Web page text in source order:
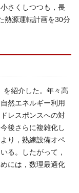
さくしつつも，長
熱源運転計画を30分
を紹介した。年々高
然エネルギー利用
レスポンスへの対
後さらに複雑化し
り，熟練設備オペ
る。したがって，
には，数理最適化